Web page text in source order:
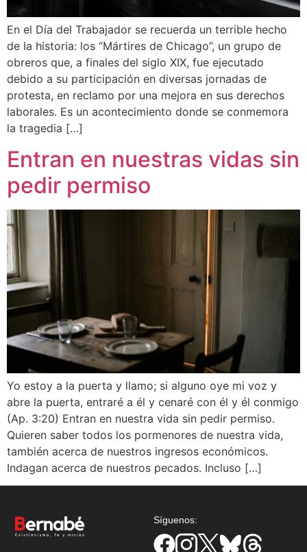
En el Día del Trabajador se recuerda un terrible hecho
de la historia: los “Mártires de Chicago”, un grupo de
obreros que, a finales del siglo XIX, fue ejecutado
debido a su participación en diversas jornadas de
protesta, en reclamo por una mejora en sus derechos
laborales. Es un acontecimiento donde se conmemora
la tragedia […]
Entran en nuestras vidas sin
pedir permiso
Yo estoy a la puerta y llamo; si alguno oye mi voz y
abre la puerta, entraré a él y cenaré con él y él conmigo
(Ap. 3:20) Entran en nuestra vida sin pedir permiso.
Quieren saber todos los pormenores de nuestra vida,
también acerca de nuestros ingresos económicos.
Indagan acerca de nuestros pecados. Incluso […]
Síguenos: